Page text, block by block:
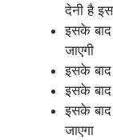
देनी है
इसके
जाएगी
इसके
इसके बाद
इसके
जाएगा